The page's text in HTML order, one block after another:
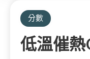
分數
低溫催